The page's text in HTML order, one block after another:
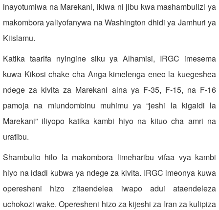
inayotumiwa na Marekani, ikiwa ni jibu kwa mashambulizi ya
makombora yaliyofanywa na Washington dhidi ya Jamhuri ya
Kiislamu.
Katika taarifa nyingine siku ya Alhamisi, IRGC imesema
kuwa Kikosi chake cha Anga kimelenga eneo la kuegeshea
ndege za kivita za Marekani aina ya F-35, F-15, na F-16
pamoja na miundombinu muhimu ya “jeshi la kigaidi la
Marekani” iliyopo katika kambi hiyo na kituo cha amri na
uratibu.
Shambulio hilo la makombora limeharibu vifaa vya kambi
hiyo na idadi kubwa ya ndege za kivita. IRGC imeonya kuwa
operesheni hizo zitaendelea iwapo adui ataendeleza
uchokozi wake. Operesheni hizo za kijeshi za Iran za kulipiza